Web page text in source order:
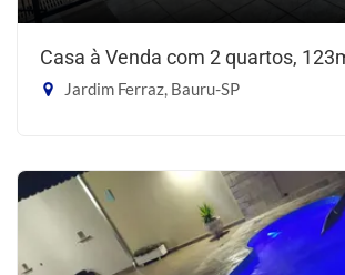
Casa à Venda com 2 quartos,
Jardim Ferraz, Bauru-SP